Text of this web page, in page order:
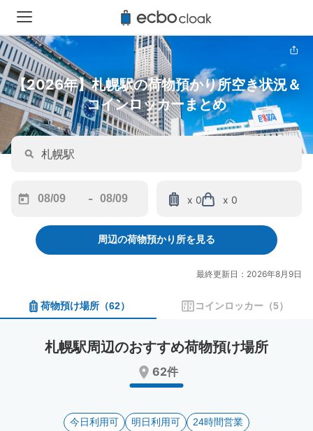
【2026年】札幌駅の荷物預かり所空き状況＆
コインロッカーまとめ
forward
interact
calendar
and
date.
-
backward
to
interact
calendar
and
a
date.
mark
key
x 0 x 0
周辺の荷物預かり所を見る
最終更新日：2026年8月9日
荷物預け場所 （62） コインロッカー （5）
札幌駅周辺のおすすめ荷物預け場所
62件
今日利用可 明日利用可 24時間営業